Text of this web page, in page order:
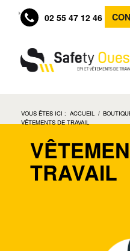
02 55 47 12 46
VOUS ÊTES ICI : ACCUEIL /
VÊTEMENTS DE TRAVAIL
TRAVAIL